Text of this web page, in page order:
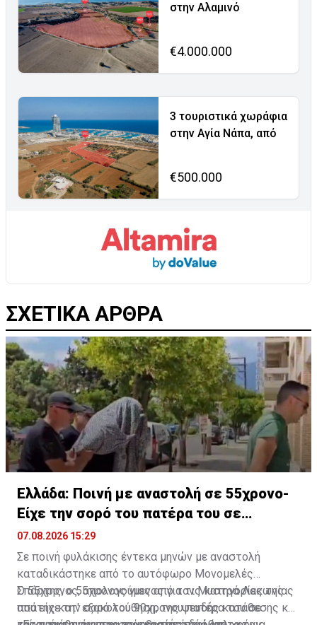
στην Αλαμινό
€4.000.000
3 τουριστικά χωράφια
στην Αγία Νάπα, από
€500.000
ΣΧΕΤΙΚΑ ΑΡΘΡΑ
Ελλάδα: Ποινή με αναστολή σε 55χρονο-
Είχε την σορό του πατέρα του σε
καταψύκτη
07.08.2026 15:29
Σε ποινή φυλάκισης έντεκα μηνών με αναστολή
καταδικάστηκε από το αυτόφωρο Μονομελές
Σπάρτης, ο 55χρονος γιος από τον Μυστρά Λακωνίας
που είχε την σορό του 90χρονου πατέρα του σε
Ο 55χρονος, απολογούμενος για τις κατηγορίες της
απάτης κατ' εξακολούθηση, της ψευδής κατάθεσης και